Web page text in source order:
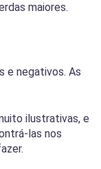
maiores.
e negativos. As
ilustrativas, e
las nos